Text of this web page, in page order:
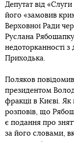
Депутат від
його «замовив
Верховної Ради
Руслана
недоторканності з
Приходька.
Поляков
президентом
фракції в Києві.
розповів, що
є подання про
за його словами,